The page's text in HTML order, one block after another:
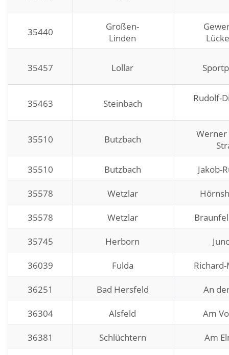
35440
Großen-
Linden
35457 Lollar
35463 Steinbach Rudolf-
35510 Butzbach
Werner
35510 Butzbach Jakob-
35578 Wetzlar
35578 Wetzlar
35745 Herborn
36039 Fulda
36251 Bad Hersfeld An
36304 Alsfeld Am
36381 Schlüchtern Am